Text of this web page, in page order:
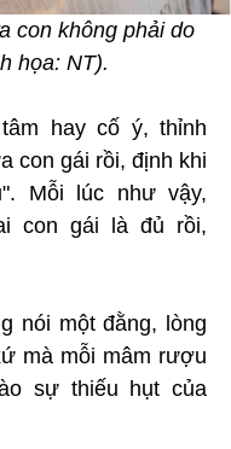
con không phải do
họa: NT).
hay cố ý, thỉnh
con gái rồi, định khi
Mỗi lúc như vậy,
con gái là đủ rồi,
nói một đằng, lòng
mà mỗi mâm rượu
sự thiếu hụt của